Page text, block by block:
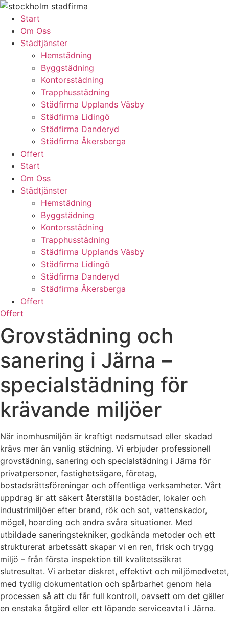
Skip
content
Start
Om Oss
Städtjänster
Hemstädning
Byggstädning
Kontorsstädning
Trapphusstädning
Städfirma Upplands Väsby
Städfirma Lidingö
Städfirma Danderyd
Städfirma Åkersberga
Offert
Start
Om Oss
Städtjänster
Hemstädning
Byggstädning
Kontorsstädning
Trapphusstädning
Städfirma Upplands Väsby
Städfirma Lidingö
Städfirma Danderyd
Städfirma Åkersberga
Offert
Offert
Grovstädning och
sanering i Järna –
specialstädning för
krävande miljöer
När inomhusmiljön är kraftigt nedsmutsad eller skadad
krävs mer än vanlig städning. Vi erbjuder professionell
grovstädning, sanering och specialstädning i Järna för
privatpersoner, fastighetsägare, företag,
bostadsrättsföreningar och offentliga verksamheter. Vårt
uppdrag är att säkert återställa bostäder, lokaler och
industrimiljöer efter brand, rök och sot, vattenskador,
mögel, hoarding och andra svåra situationer. Med
utbildade saneringstekniker, godkända metoder och ett
strukturerat arbetssätt skapar vi en ren, frisk och trygg
miljö – från första inspektion till kvalitetssäkrat
slutresultat. Vi arbetar diskret, effektivt och miljömedvetet,
med tydlig dokumentation och spårbarhet genom hela
processen så att du får full kontroll, oavsett om det gäller
en enstaka åtgärd eller ett löpande serviceavtal i Järna.